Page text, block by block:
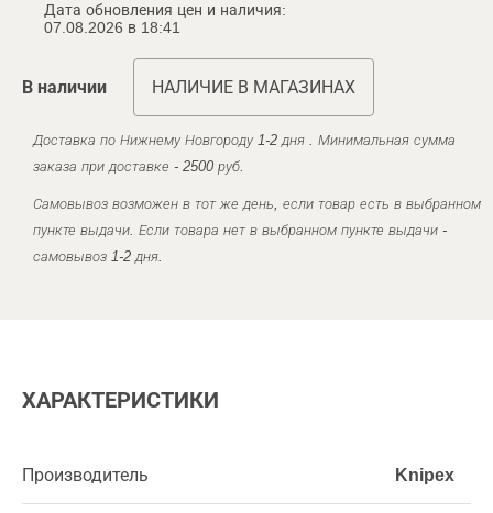
Дата обновления цен и наличия:
07.08.2026 в 18:41
В наличии НАЛИЧИЕ В МАГАЗИНАХ
Доставка по Нижнему Новгороду 1-2 дня . Минимальная сумма
заказа при доставке - 2500 руб.
Самовывоз возможен в тот же день, если товар есть в выбранном
пункте выдачи. Если товара нет в выбранном пункте выдачи -
самовывоз 1-2 дня.
ХАРАКТЕРИСТИКИ
Производитель Knipex